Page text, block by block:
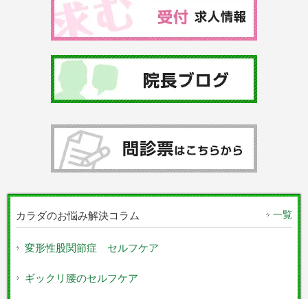
カラダのお悩み解決コラム 一覧
変形性股関節症 セルフケア
ギックリ腰のセルフケア